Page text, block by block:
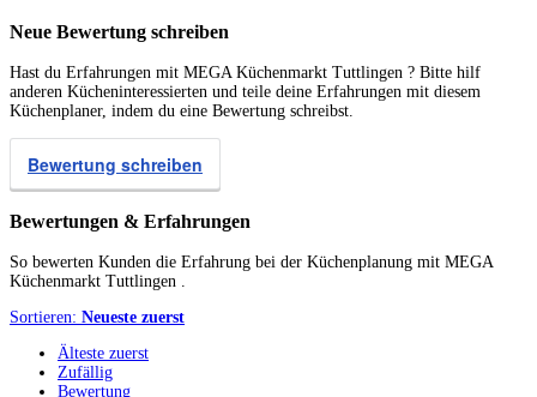
Neue Bewertung schreiben
Hast du Erfahrungen mit MEGA Küchenmarkt Tuttlingen ? Bitte hilf
anderen Kücheninteressierten und teile deine Erfahrungen mit diesem
Küchenplaner, indem du eine Bewertung schreibst.
Bewertung schreiben
Bewertungen & Erfahrungen
So bewerten Kunden die Erfahrung bei der Küchenplanung mit MEGA
Küchenmarkt Tuttlingen .
Sortieren: Neueste zuerst
Älteste zuerst
Zufällig
Bewertung